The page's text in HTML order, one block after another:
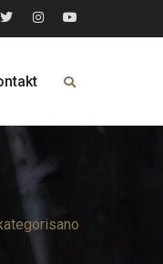
TwitterInstagram
YouTube